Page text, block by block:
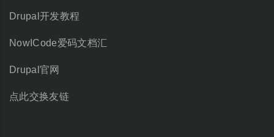
Drupal开发教程
NowICode爱码文档汇
Drupal官网
点此交换友链